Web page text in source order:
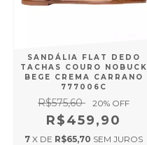
SANDÁLIA FLAT DEDO
TACHAS COURO NOBUCK
BEGE CREMA CARRANO
777006C
R$575,60 20% OFF
R$459,90
7 X DE R$65,70 SEM JUROS